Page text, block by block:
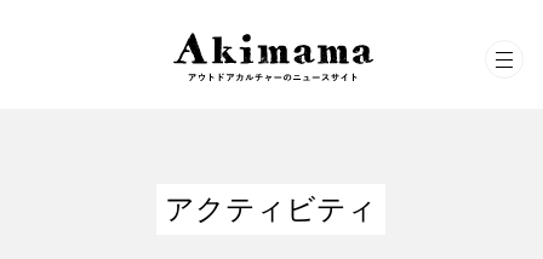
アクティビティ